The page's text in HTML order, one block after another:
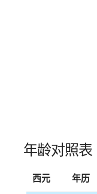
年龄对照表
西元 年历